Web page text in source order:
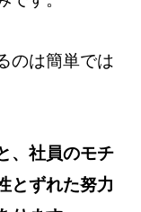
のは簡単では
、社員のモチ
とずれた努力